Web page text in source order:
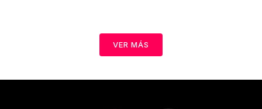
VER MÁS